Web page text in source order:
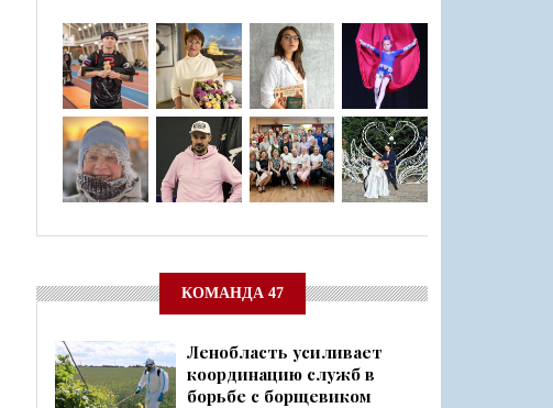
КОМАНДА 47
Ленобласть усиливает
координацию служб в
борьбе с борщевиком